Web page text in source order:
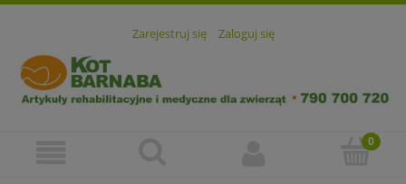
Zarejestruj się Zaloguj się